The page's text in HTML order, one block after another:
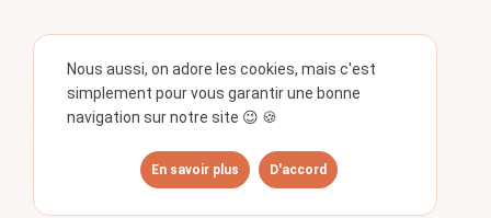
Nous aussi, on adore les cookies, mais c'est
simplement pour vous garantir une bonne
navigation sur notre site 😉 🍪
En savoir plus D'accord